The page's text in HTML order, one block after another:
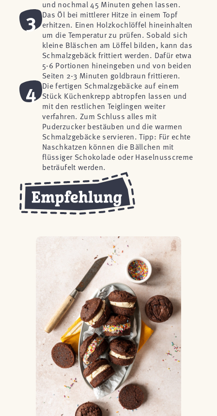
und nochmal 45 Minuten gehen lassen.
3
Das Öl bei mittlerer Hitze in einem Topf
erhitzen. Einen Holzkochlöffel hineinhalten
um die Temperatur zu prüfen. Sobald sich
kleine Bläschen am Löffel bilden, kann das
Schmalzgebäck frittiert werden. Dafür etwa
5-6 Portionen hineingeben und von beiden
Seiten 2-3 Minuten goldbraun frittieren.
4
Die fertigen Schmalzgebäcke auf einem
Stück Küchenkrepp abtropfen lassen und
mit den restlichen Teiglingen weiter
verfahren. Zum Schluss alles mit
Puderzucker bestäuben und die warmen
Schmalzgebäcke servieren. Tipp: Für echte
Naschkatzen können die Bällchen mit
flüssiger Schokolade oder Haselnusscreme
beträufelt werden.